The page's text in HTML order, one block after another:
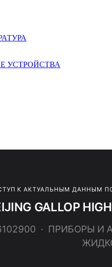
УСТРОЙСТВА
К АКТУАЛЬНЫМ ДАННЫМ
GALLOP
· ПРИБОРЫ